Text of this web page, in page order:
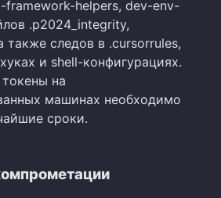
framework-helpers, dev-env-
.p2024_integrity,
также следов в .cursorrules,
и shell-конфигурациях.
на
машинах необходимо
сроки.